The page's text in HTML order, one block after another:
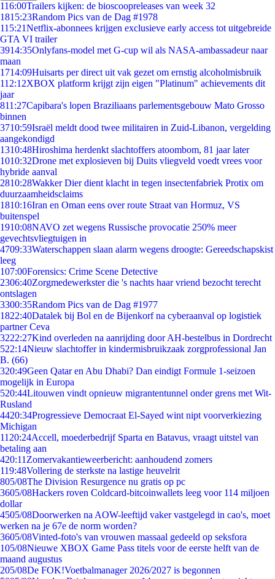
116:00Trailers kijken: de bioscoopreleases van week 32
1815:23Random Pics van de Dag #1978
115:21Netflix-abonnees krijgen exclusieve early access tot uitgebreide
GTA VI trailer
3914:35Onlyfans-model met G-cup wil als NASA-ambassadeur naar
maan
1714:09Huisarts per direct uit vak gezet om ernstig alcoholmisbruik
112:12XBOX platform krijgt zijn eigen "Platinum" achievements dit
jaar
811:27Capibara's lopen Braziliaans parlementsgebouw Mato Grosso
binnen
3710:59Israël meldt dood twee militairen in Zuid-Libanon, vergelding
aangekondigd
1310:48Hiroshima herdenkt slachtoffers atoombom, 81 jaar later
1010:32Drone met explosieven bij Duits vliegveld voedt vrees voor
hybride aanval
2810:28Wakker Dier dient klacht in tegen insectenfabriek Protix om
duurzaamheidsclaims
1810:16Iran en Oman eens over route Straat van Hormuz, VS
buitenspel
1910:08NAVO zet wegens Russische provocatie 250% meer
gevechtsvliegtuigen in
4709:33Waterschappen slaan alarm wegens droogte: Gereedschapskist
leeg
107:00Forensics: Crime Scene Detective
2306:40Zorgmedewerkster die 's nachts haar vriend bezocht terecht
ontslagen
3300:35Random Pics van de Dag #1977
1822:40Datalek bij Bol en de Bijenkorf na cyberaanval op logistiek
partner Ceva
3222:27Kind overleden na aanrijding door AH-bestelbus in Dordrecht
522:14Nieuw slachtoffer in kindermisbruikzaak zorgprofessional Jan
B. (66)
320:49Geen Qatar en Abu Dhabi? Dan eindigt Formule 1-seizoen
mogelijk in Europa
520:44Litouwen vindt opnieuw migrantentunnel onder grens met Wit-
Rusland
4420:34Progressieve Democraat El-Sayed wint nipt voorverkiezing
Michigan
11 20:24Accell, moederbedrijf Sparta en Batavus, vraagt uitstel van
betaling aan
420:11 Zomervakantieweerbericht: aanhoudend zomers
119:48Vollering de sterkste na lastige heuvelrit
805/08The Division Resurgence nu gratis op pc
3605/08Hackers roven Coldcard-bitcoinwallets leeg voor 114 miljoen
dollar
4505/08Doorwerken na AOW-leeftijd vaker vastgelegd in cao's, moet
werken na je 67e de norm worden?
3605/08Vinted-foto's van vrouwen massaal gedeeld op seksfora
105/08Nieuwe XBOX Game Pass titels voor de eerste helft van de
maand augustus
205/08De FOK!Voetbalmanager 2026/2027 is begonnen